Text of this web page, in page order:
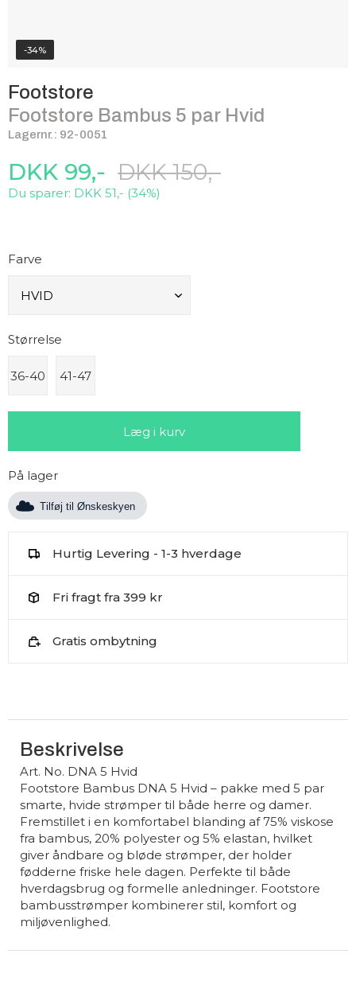
-34%
Footstore
Footstore Bambus 5 par Hvid
Lagernr.: 92-0051
DKK 150,-
Du sparer: DKK 51,- (34%)
DKK 99,-
Farve
Størrelse
36-40 41-47
På lager
Tilføj til Ønskeskyen
Hurtig Levering - 1-3 hverdage
Fri fragt fra 399 kr
Gratis ombytning
Beskrivelse
Art. No. DNA 5 Hvid
Footstore Bambus DNA 5 Hvid – pakke med 5 par
smarte, hvide strømper til både herre og damer.
Fremstillet i en komfortabel blanding af 75% viskose
fra bambus, 20% polyester og 5% elastan, hvilket
giver åndbare og bløde strømper, der holder
fødderne friske hele dagen. Perfekte til både
hverdagsbrug og formelle anledninger. Footstore
bambusstrømper kombinerer stil, komfort og
miljøvenlighed.